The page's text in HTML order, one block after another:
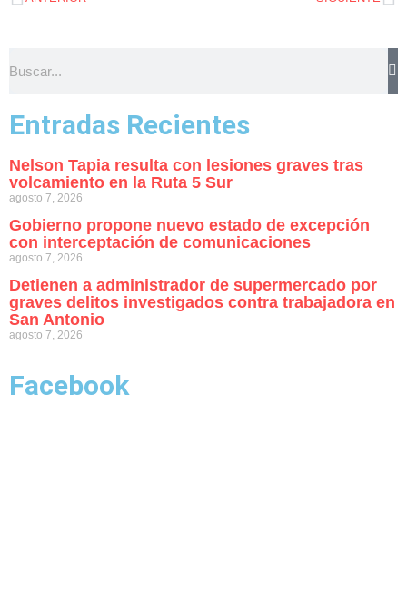
Entradas Recientes
Nelson Tapia resulta con lesiones graves tras
volcamiento en la Ruta 5 Sur
agosto 7, 2026
Gobierno propone nuevo estado de excepción
con interceptación de comunicaciones
agosto 7, 2026
Detienen a administrador de supermercado por
graves delitos investigados contra trabajadora en
San Antonio
agosto 7, 2026
Facebook